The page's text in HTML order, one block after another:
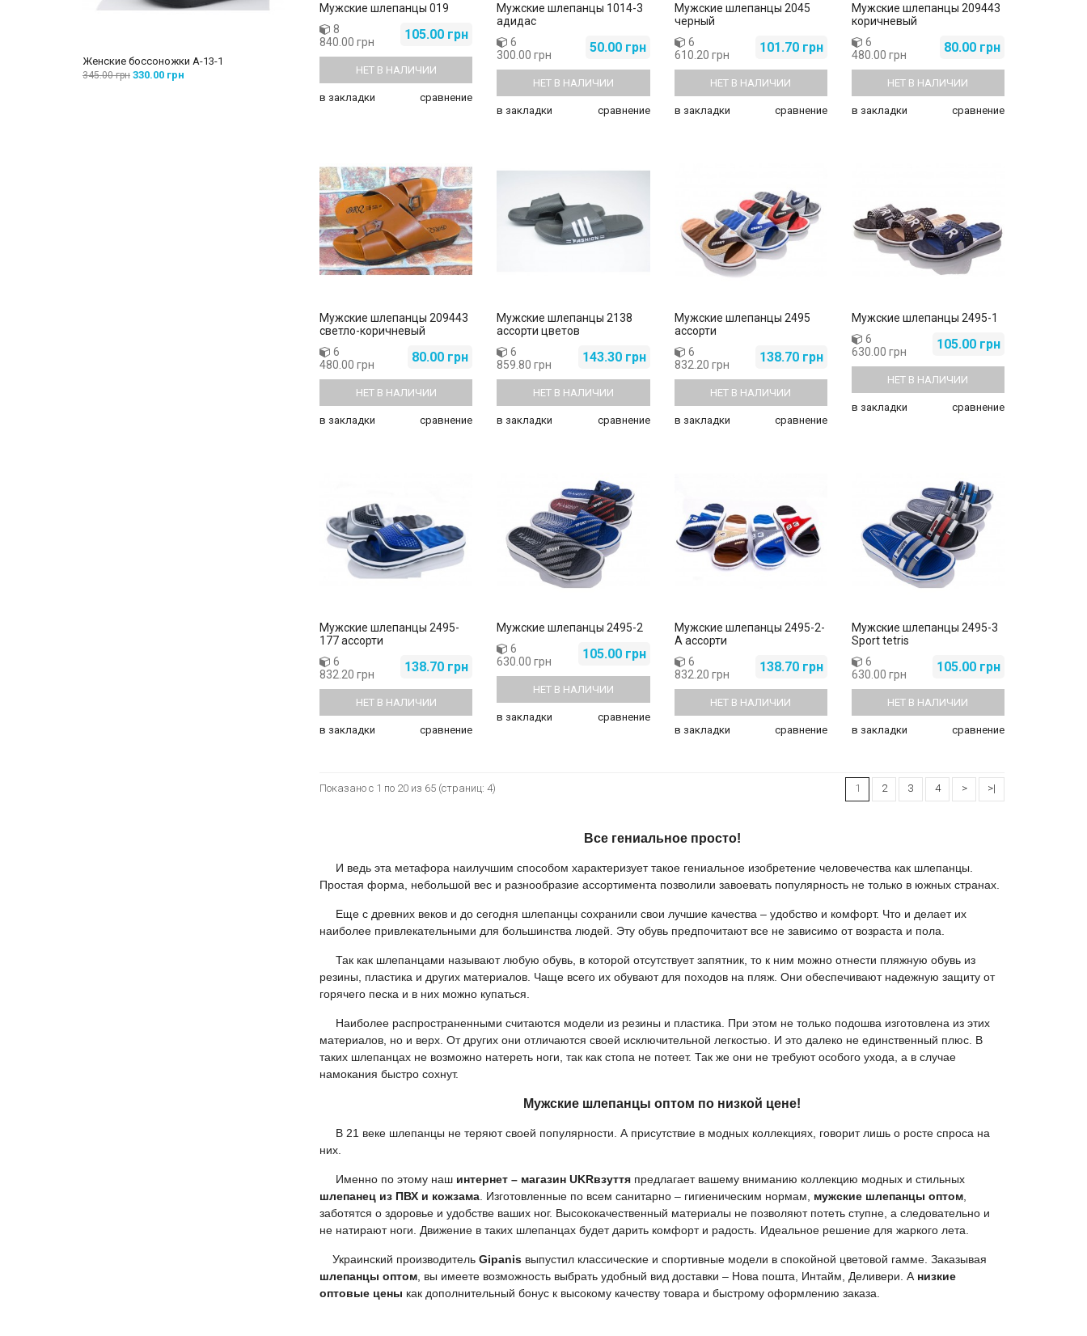
Женские боссоножки A-13-1
345.00 грн 330.00 грн 260.00 грн
Женские боссоножки A-8-1 Женские боссоножки Y-56-1
Мужские шлепанцы 019
105.00 грн
8
840.00 грн
НЕТ В НАЛИЧИИ
в закладки сравнение
Мужские шлепанцы 1014-3
адидас
50.00 грн
6
300.00 грн
НЕТ В НАЛИЧИИ
в закладки сравнение
Мужские шлепанцы 2045
черный
101.70 грн
6
610.20 грн
НЕТ В НАЛИЧИИ
в закладки сравнение
Мужские шлепанцы 209443
коричневый
80.00 грн
6
480.00 грн
НЕТ В НАЛИЧИИ
в закладки сравнение
Мужские шлепанцы 209443
светло-коричневый
80.00 грн
6
480.00 грн
НЕТ В НАЛИЧИИ
в закладки сравнение
Мужские шлепанцы 2138
ассорти цветов
143.30 грн
6
859.80 грн
НЕТ В НАЛИЧИИ
в закладки сравнение
Мужские шлепанцы 2495
ассорти
138.70 грн
6
832.20 грн
НЕТ В НАЛИЧИИ
в закладки сравнение
Мужские шлепанцы 2495-1
105.00 грн
6
630.00 грн
НЕТ В НАЛИЧИИ
в закладки сравнение
Мужские шлепанцы 2495-
177 ассорти
138.70 грн
6
832.20 грн
НЕТ В НАЛИЧИИ
в закладки сравнение
Мужские шлепанцы 2495-2
105.00 грн
6
630.00 грн
НЕТ В НАЛИЧИИ
в закладки сравнение
Мужские шлепанцы 2495-2-
A ассорти
138.70 грн
6
832.20 грн
НЕТ В НАЛИЧИИ
в закладки сравнение
Мужские шлепанцы 2495-3
Sport tetris
105.00 грн
6
630.00 грн
НЕТ В НАЛИЧИИ
в закладки сравнение
1 2 3 4 > >|
Показано с 1 по 20 из 65 (страниц: 4)
Все гениальное просто!
И ведь эта метафора наилучшим способом характеризует такое гениальное изобретение человечества как шлепанцы.
Простая форма, небольшой вес и разнообразие ассортимента позволили завоевать популярность не только в южных странах.
Еще с древних веков и до сегодня шлепанцы сохранили свои лучшие качества – удобство и комфорт. Что и делает их
наиболее привлекательными для большинства людей. Эту обувь предпочитают все не зависимо от возраста и пола.
Так как шлепанцами называют любую обувь, в которой отсутствует запятник, то к ним можно отнести пляжную обувь из
резины, пластика и других материалов. Чаще всего их обувают для походов на пляж. Они обеспечивают надежную защиту от
горячего песка и в них можно купаться.
Наиболее распространенными считаются модели из резины и пластика. При этом не только подошва изготовлена из этих
материалов, но и верх. От других они отличаются своей исключительной легкостью. И это далеко не единственный плюс. В
таких шлепанцах не возможно натереть ноги, так как стопа не потеет. Так же они не требуют особого ухода, а в случае
намокания быстро сохнут.
Мужские шлепанцы оптом по низкой цене!
В 21 веке шлепанцы не теряют своей популярности. А присутствие в модных коллекциях, говорит лишь о росте спроса на
них.
Именно по этому наш интернет – магазин UKRвзуття предлагает вашему вниманию коллекцию модных и стильных
шлепанец из ПВХ и кожзама. Изготовленные по всем санитарно – гигиеническим нормам, мужские шлепанцы оптом,
заботятся о здоровье и удобстве ваших ног. Высококачественный материалы не позволяют потеть ступне, а следовательно и
не натирают ноги. Движение в таких шлепанцах будет дарить комфорт и радость. Идеальное решение для жаркого лета.
Украинский производитель Gipanis выпустил классические и спортивные модели в спокойной цветовой гамме. Заказывая
шлепанцы оптом, вы имеете возможность выбрать удобный вид доставки – Нова пошта, Интайм, Деливери. А низкие
оптовые цены как дополнительный бонус к высокому качеству товара и быстрому оформлению заказа.